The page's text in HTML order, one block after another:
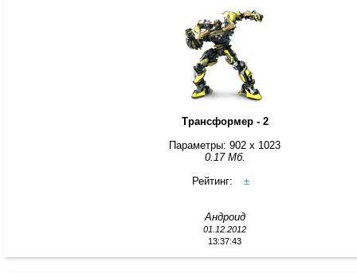
Трансформер - 2
Параметры: 902 x 1023
0.17 Мб.
Рейтинг:
±
Андроид
01.12.2012
13:37:43